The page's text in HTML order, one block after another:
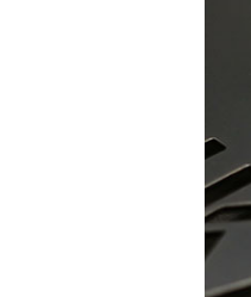
レ
ー
ト・
レ
ー
ザ